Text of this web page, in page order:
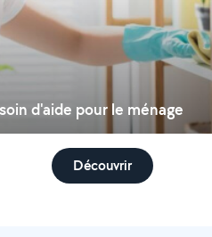
d'aide pour le ménage
Découvrir